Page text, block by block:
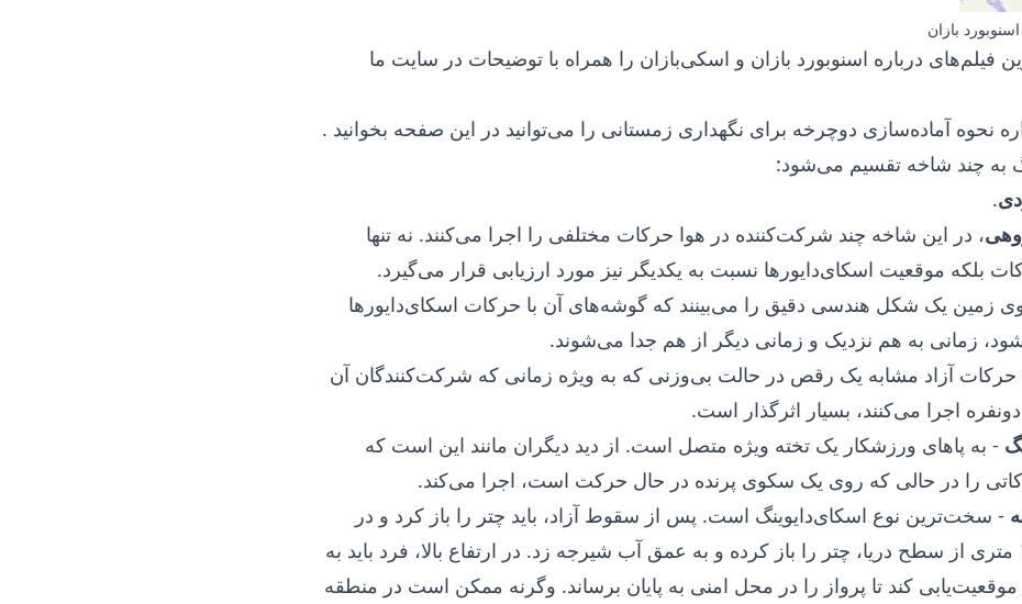
بازان
فیلم‌های درباره اسنوبورد بازان و اسکی‌بازان را همراه با توضیحات در سایت ما
نحوه آماده‌سازی دوچرخه برای نگهداری زمستانی را می‌توانید در این صفحه بخوانید .
به چند شاخه تقسیم می‌شود:
.
، در این شاخه چند شرکت‌کننده در هوا حرکات مختلفی را اجرا می‌کنند. نه تنها
بلکه موقعیت اسکای‌دایورها نسبت به یکدیگر نیز مورد ارزیابی قرار می‌گیرد.
روی زمین یک شکل هندسی دقیق را می‌بینند که گوشه‌های آن با حرکات اسکای‌دایورها
زمانی به هم نزدیک و زمانی دیگر از هم جدا می‌شوند.
حرکات آزاد مشابه یک رقص در حالت بی‌وزنی که به ویژه زمانی که شرکت‌کنندگان آن
اجرا می‌کنند، بسیار اثرگذار است.
- به پاهای ورزشکار یک تخته ویژه متصل است. از دید دیگران مانند این است که
را در حالی که روی یک سکوی پرنده در حال حرکت است، اجرا می‌کند.
- سخت‌ترین نوع اسکای‌دایوینگ است. پس از سقوط آزاد، باید چتر را باز کرد و در
فاصله ۱۰-۱۵ متری از سطح دریا، چتر را باز کرده و به عمق آب شیرجه زد. در ارتفاع بالا، فرد باید به
کند تا پرواز را در محل امنی به پایان برساند. وگرنه ممکن است در منطقه